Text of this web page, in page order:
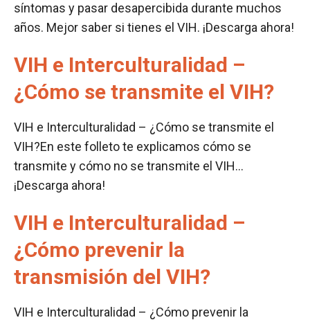
síntomas y pasar desapercibida durante muchos
años. Mejor saber si tienes el VIH. ¡Descarga ahora!
VIH e Interculturalidad –
¿Cómo se transmite el VIH?
VIH e Interculturalidad – ¿Cómo se transmite el
VIH?En este folleto te explicamos cómo se
transmite y cómo no se transmite el VIH…
¡Descarga ahora!
VIH e Interculturalidad –
¿Cómo prevenir la
transmisión del VIH?
VIH e Interculturalidad – ¿Cómo prevenir la